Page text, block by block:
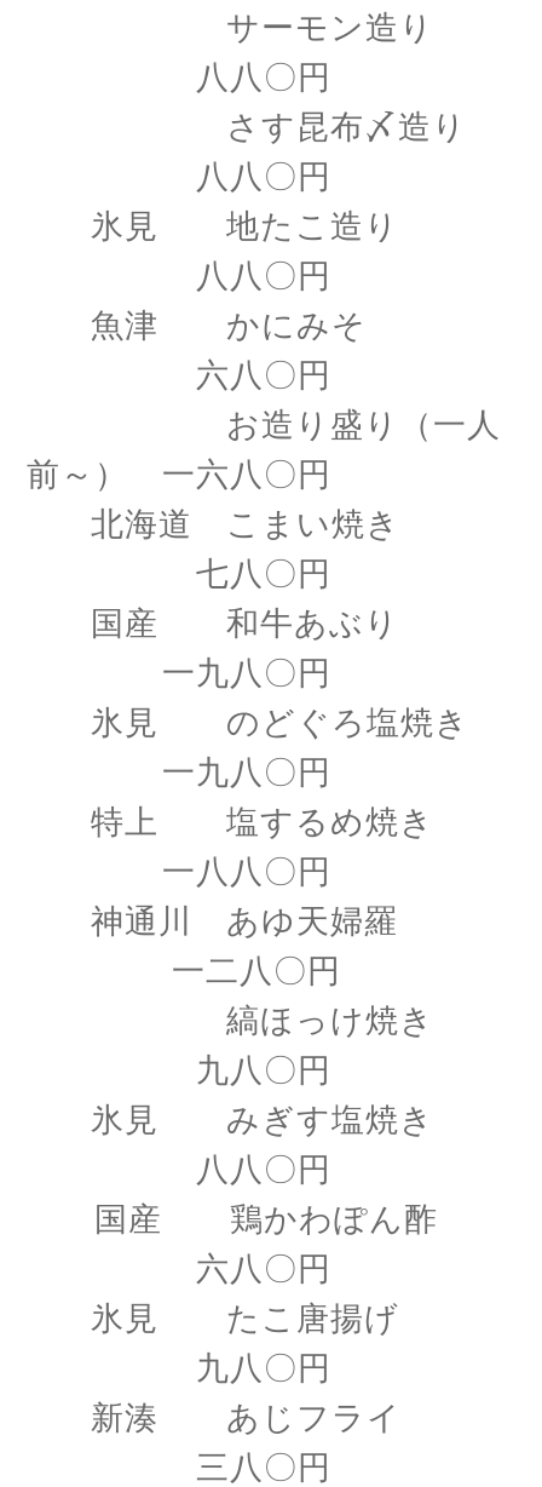
サーモン造り
八八〇円
さす昆布〆造り
八八〇円
氷見 地たこ造り
八八〇円
魚津 かにみそ
六八〇円
お造り盛り（一人
前～） 一六八〇円
北海道 こまい焼き
七八〇円
国産 和牛あぶり
一九八〇円
氷見 のどぐろ塩焼き
一九八〇円
特上 塩するめ焼き
一八八〇円
神通川 あゆ天婦羅
一二八〇円
縞ほっけ焼き
九八〇円
氷見 みぎす塩焼き
八八〇円
国産 鶏かわぽん酢
六八〇円
氷見 たこ唐揚げ
九八〇円
新湊 あじフライ
三八〇円